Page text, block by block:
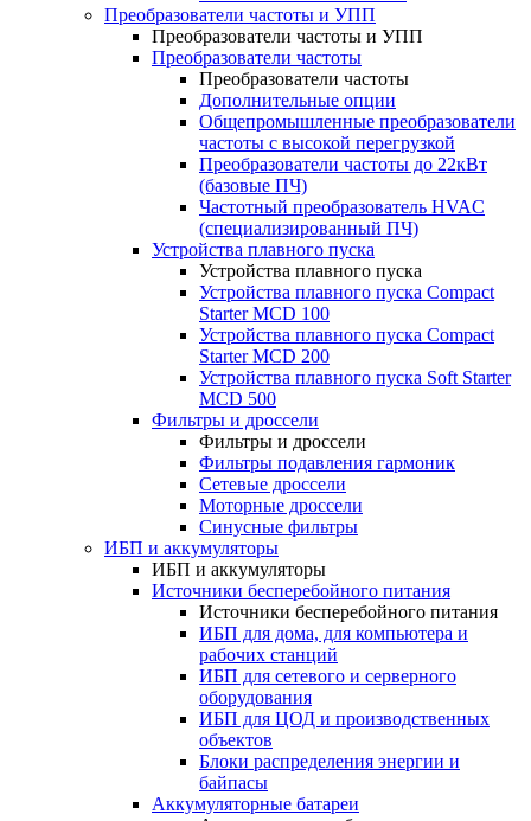
Преобразователи частоты и УПП
Преобразователи частоты и УПП
Преобразователи частоты
Преобразователи частоты
Дополнительные опции
Общепромышленные преобразователи
частоты с высокой перегрузкой
Преобразователи частоты до 22кВт
(базовые ПЧ)
Частотный преобразователь HVAC
(специализированный ПЧ)
Устройства плавного пуска
Устройства плавного пуска
Устройства плавного пуска Compact
Starter MCD 100
Устройства плавного пуска Compact
Starter MCD 200
Устройства плавного пуска Soft Starter
MCD 500
Фильтры и дроссели
Фильтры и дроссели
Фильтры подавления гармоник
Сетевые дроссели
Моторные дроссели
Синусные фильтры
ИБП и аккумуляторы
ИБП и аккумуляторы
Источники бесперебойного питания
Источники бесперебойного питания
ИБП для дома, для компьютера и
рабочих станций
ИБП для сетевого и серверного
оборудования
ИБП для ЦОД и производственных
объектов
Блоки распределения энергии и
байпасы
Аккумуляторные батареи